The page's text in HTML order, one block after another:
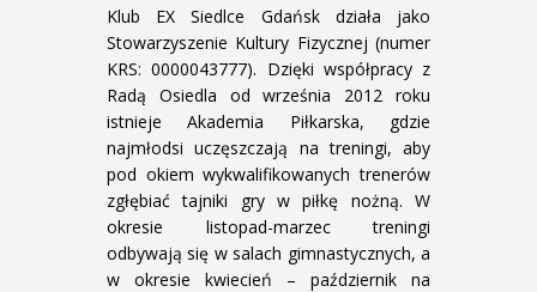
Klub EX Siedlce Gdańsk działa jako
Stowarzyszenie Kultury Fizycznej (numer
KRS: 0000043777). Dzięki współpracy z
Radą Osiedla od września 2012 roku
istnieje Akademia Piłkarska, gdzie
najmłodsi uczęszczają na treningi, aby
pod okiem wykwalifikowanych trenerów
zgłębiać tajniki gry w piłkę nożną. W
okresie listopad-marzec treningi
odbywają się w salach gimnastycznych, a
w okresie kwiecień – październik na